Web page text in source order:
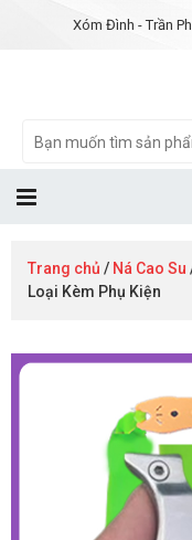
Xóm Đình - Trần
Trang chủ / Ná Cao Su
Loại Kèm Phụ Kiện